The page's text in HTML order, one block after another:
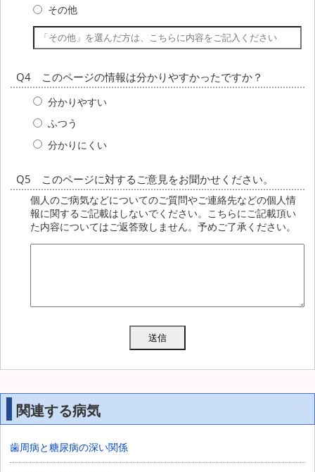
その他
Q4 このページの情報は分かりやすかったですか？
分かりやすい
ふつう
分かりにくい
Q5 このページに対するご意見をお聞かせください。
個人のご病気などについてのご質問やご連絡先などの個人情
報に関するご記載はしないでください。こちらにご記載頂い
た内容についてはご返答致しません。予めご了承ください。
関連する病気
歯周病と糖尿病の深い関係